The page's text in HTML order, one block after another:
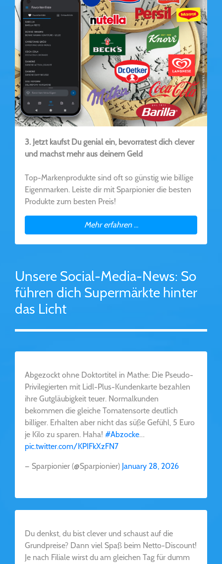
3. Jetzt kaufst Du genial ein, bevorratest dich clever
und machst mehr aus deinem Geld
Top-Markenprodukte sind oft so günstig wie billige
Eigenmarken. Leiste dir mit Sparpionier die besten
Produkte zum besten Preis!
Mehr erfahren ...
Unsere Social-Media-News: So
führen dich Supermärkte hinter
das Licht
Abgezockt ohne Doktortitel in Mathe: Die Pseudo-
Privilegierten mit Lidl-Plus-Kundenkarte bezahlen
ihre Gutgläubigkeit teuer. Normalkunden
bekommen die gleiche Tomatensorte deutlich
billiger. Erhalten aber nicht das süße Gefühl, 5 Euro
je Kilo zu sparen. Haha! #Abzocke…
pic.twitter.com/KPIFkXzFN7
— Sparpionier (@Sparpionier) January 28, 2026
Du denkst, du bist clever und schaust auf die
Grundpreise? Dann viel Spaß beim Netto-Discount!
Je nach Filiale wirst du am gleichen Tag für dumm